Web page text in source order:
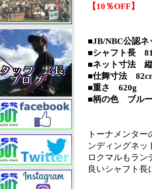
【10％OFF】
■JB/NBC公認ネ
■シャフト長
■ネット寸法 縦
■仕舞寸法
■重さ 620g
■柄の色 ブル
トーナメンタ
ンディングネッ
ロクマルもラ
良いシャフト長